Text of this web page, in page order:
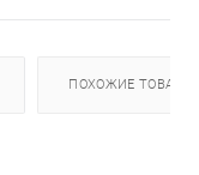
ПОХОЖИЕ ТОВАРЫ